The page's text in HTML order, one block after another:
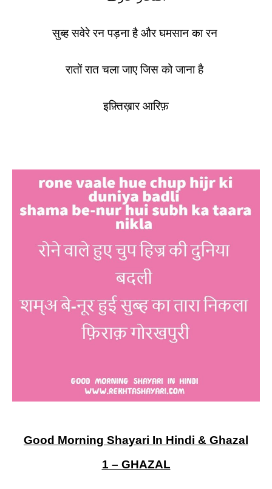
सुब्ह सवेरे रन पड़ना है और घमसान का रन
रातों रात चला जाए जिस को जाना है
इफ़्तिख़ार आरिफ़
Good Morning Shayari In Hindi & Ghazal
1 – GHAZAL